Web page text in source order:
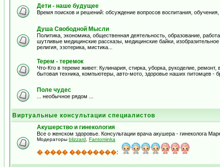
Дети - наше будущее
Время поисков и решений: обсуждение вопросов воспитания,
Душа Свободной Мысли
Политика, экономика, общественная деятельность, образование,
шутливые медицинские рассказы, медицинские байки,
религия, эзотерика, мистика...
Терем - теремок
Что-Кто в тереме живет: Кулинария, стирка, уборка, рукоделие,
бытовая техника, компьютеры, авто-мото, здоровье наших питомцев -
Поле чудес
... необычное рядом ...
Виртуальные консультации специалистов
Акушерство и гинекология
Все о женском здоровье. Консультации врача акушера - гинеколога
Модераторы blizzard Fantominka
� ���� ��������: